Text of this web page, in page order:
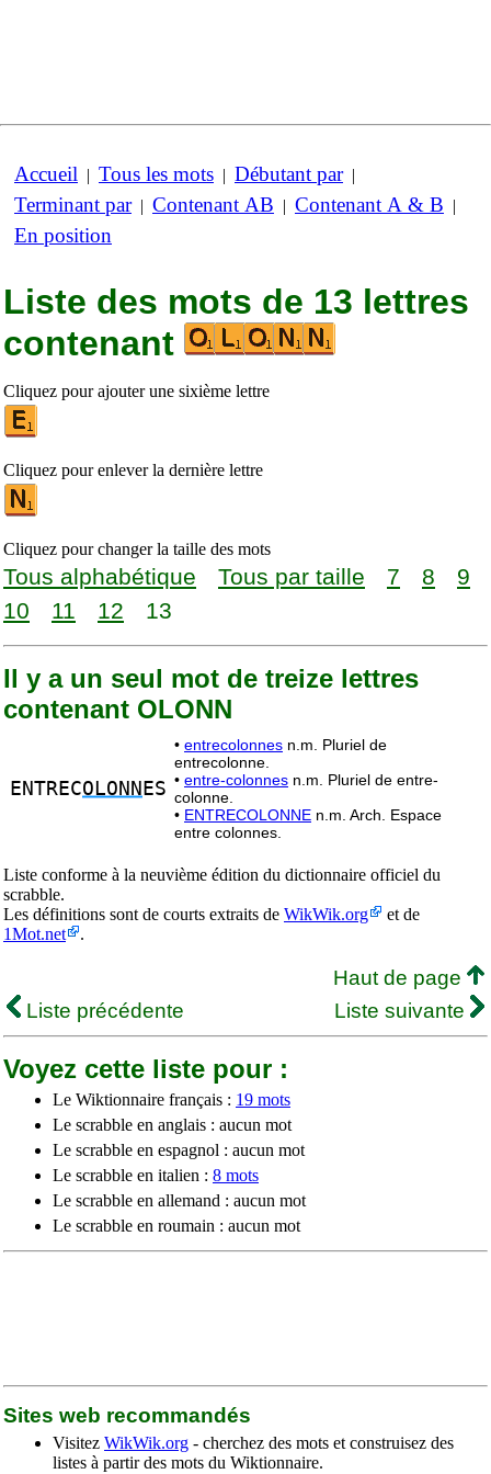
Accueil | Tous les mots | Débutant par|
Terminant par| Contenant AB | Contenant A & B |
En position
Liste des mots de 13 lettres
contenant
Cliquez pour ajouter une sixième lettre
Cliquez pour enlever la dernière lettre
Cliquez pour changer la taille des mots
Tous alphabétique Tous par taille 7 8
9
10
11 12 13
Il y a un seul mot de treize lettres
contenant OLONN
ENTRECOLONN ES
• entrecolonnes n.m. Pluriel de
entrecolonne.
• entre-colonnes n.m. Pluriel de entre-
colonne.
• ENTRECOLONNE n.m. Arch. Espace
entre colonnes.
Liste conforme à la neuvième édition du dictionnaire officiel du
scrabble.
Les définitions sont de courts extraits de WikWik.org
et de
1Mot.net
.
Haut de page
Liste précédente
Liste suivante
Voyez cette liste pour :
Le Wiktionnaire français : 19 mots
Le scrabble en anglais : aucun mot
Le scrabble en espagnol : aucun mot
Le scrabble en italien : 8 mots
Le scrabble en allemand : aucun mot
Le scrabble en roumain : aucun mot
Sites web recommandés
Visitez WikWik.org - cherchez des mots et construisez des
listes à partir des mots du Wiktionnaire.